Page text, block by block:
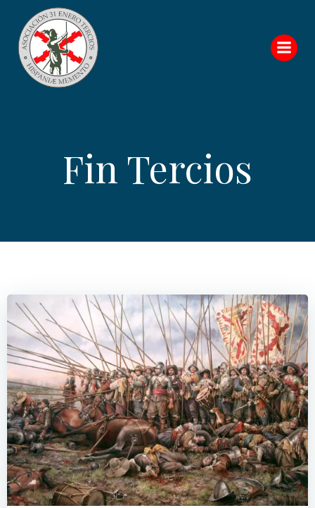
Fin Tercios